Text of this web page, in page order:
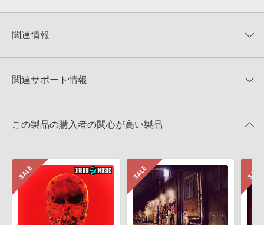
★5
★4
★1
0%
KONTAKTフォーマットは、
でお使いいただけます。無償版のKONTAKT PLAYERではお使いい
4GBを超えるデータに関するご注意：
FAT32でフォーマットされた
きます際には、NTFSやHFS＋でフォーマットされたHDDをご用意
いただく必要がございます。
知らせするメールの2通が送信されます。メールに記載されており
ます説明に沿って、製品のダウンロード／導入を行って下さい。
サンプルパック製品には、原則として日本語版操作マニュアルをご
用意しておりません。ご購入後のご不明点や詳細に関するお問い合
わせなどは テクニカルサポート
までご連絡ください。
関連情報
マーセール！
関連サポート情報
2022.06.06
2022.06.06
2022.06.06
MIDI形式サンプルパックの追加方法
この製品の購入者の関心が高い製品